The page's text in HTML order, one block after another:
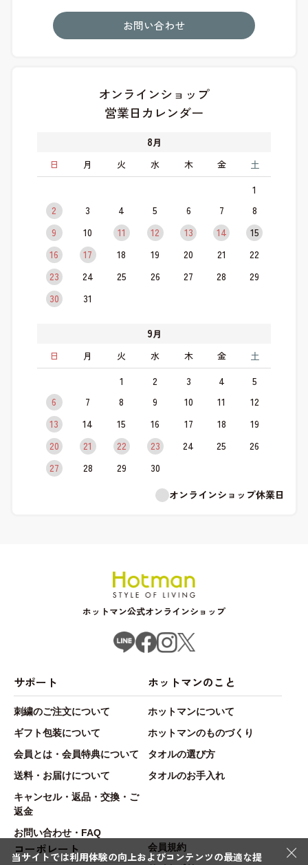
お問い合わせ
オンラインショップ
営業日カレンダー
8月
日
月 火 水 木 金 土
1
2
3 4 5 6 7
8
9
10 11 12 13 14
15
16
17 18 19 20 21
22
23
24 25 26 27 28
29
30
31
9月
日
月 火 水 木 金 土
1 2 3 4
5
6
7 8 9 10 11
12
13
14 15 16 17 18
19
20
21 22 23 24 25
26
27
28 29
30
オンラインショップ休業日
ホットマン公式オンラインショップ
サポート
刺繍のご注文について
ギフト包装について
会員とは・会員特典について
送料・お届けについて
キャンセル・返品・交換・ご
返金
お問い合わせ・FAQ
ホットマンのこと
ホットマンについて
ホットマンのものづくり
タオルの選び方
タオルのお手入れ
コーポレート
会員規約
×
当サイトでは利用体験の向上およびコンテンツの最適な提